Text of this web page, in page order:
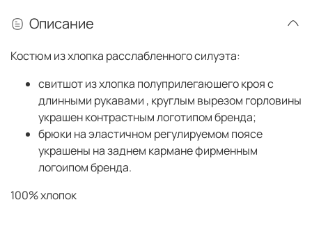
Описание
Костюм из хлопка расслабленного силуэта:
свитшот из хлопка полуприлегаюшего кроя с
длинными рукавами , круглым вырезом горловины
украшен контрастным логотипом бренда;
брюки на эластичном регулируемом поясе
украшены на заднем кармане фирменным
логоипом бренда.
100% хлопок